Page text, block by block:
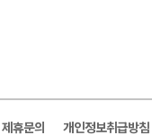
휴문의 개인정보취급방침